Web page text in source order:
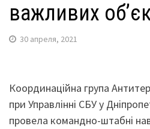
важливих
30 апреля, 2021
Координаційна група
при Управлінні СБУ у
провела командно-штабні